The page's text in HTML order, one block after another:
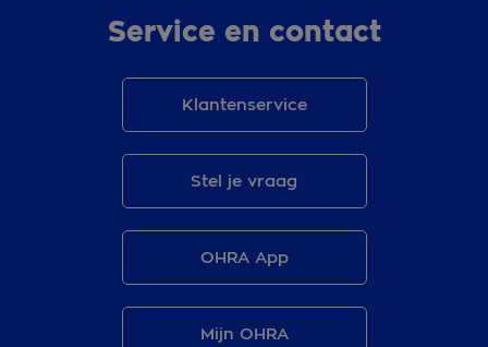
Service en contact
Klantenservice
Stel je vraag
OHRA App
Mijn OHRA